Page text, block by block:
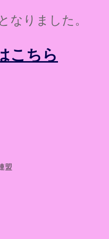
なりました。
こちら
盟